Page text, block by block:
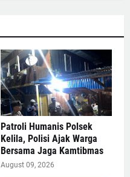
Patroli Humanis Polsek
Kelila, Polisi Ajak Warga
Bersama Jaga Kamtibmas
August 09, 2026